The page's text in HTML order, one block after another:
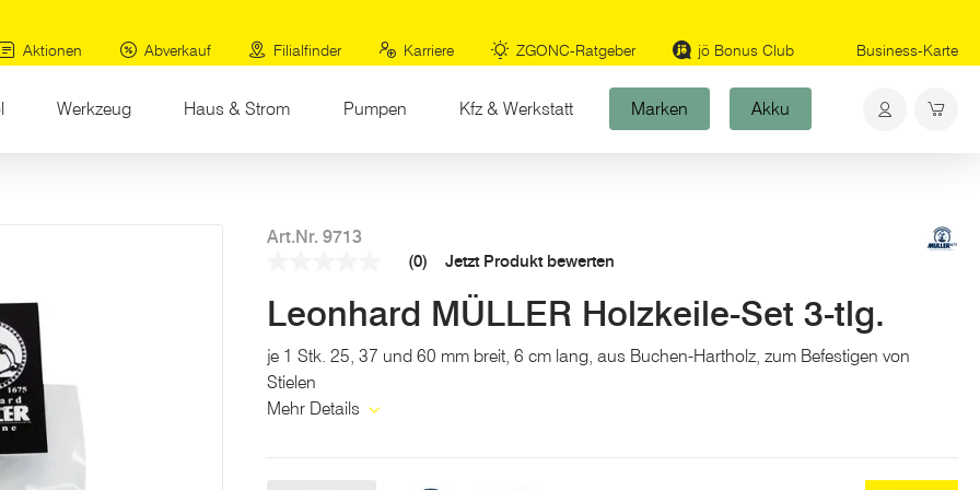
Aktionen
Abverkauf Filialfinder Karriere ZGONC-Ratgeber jö Bonus Club Business-Karte
Werkzeug Haus & Strom Pumpen Kfz & Werkstatt Marken Akku
Art.Nr. 9713
Link
auf
Seite.
(0) Jetzt Produkt bewerten
Leonhard MÜLLER Holzkeile-Set 3-tlg.
je 1 Stk. 25, 37 und 60 mm breit, 6 cm lang, aus Buchen-Hartholz, zum Befestigen von
Stielen
Mehr Details